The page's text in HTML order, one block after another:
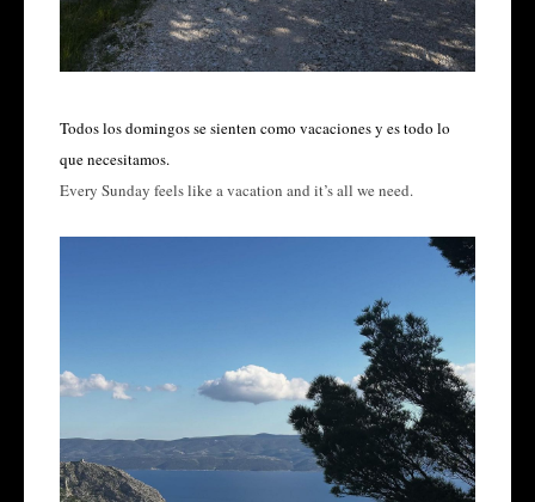
Todos los domingos se sienten como vacaciones y es todo lo
que necesitamos.
Every Sunday feels like a vacation and it’s all we need.